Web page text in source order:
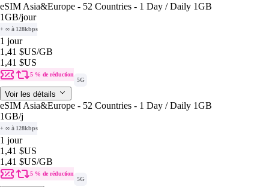
eSIM Asia&Europe - 52 Countries - 1 Day / Daily 1GB
1GB/jour
+ ∞ à 128kbps
1 jour
1,41 $US/GB
1,41 $US
5 % de réduction
5G
Voir les détails
eSIM Asia&Europe - 52 Countries - 1 Day / Daily 1GB
1GB/j
+ ∞ à 128kbps
1 jour
1,41 $US
1,41 $US/GB
5 % de réduction
5G